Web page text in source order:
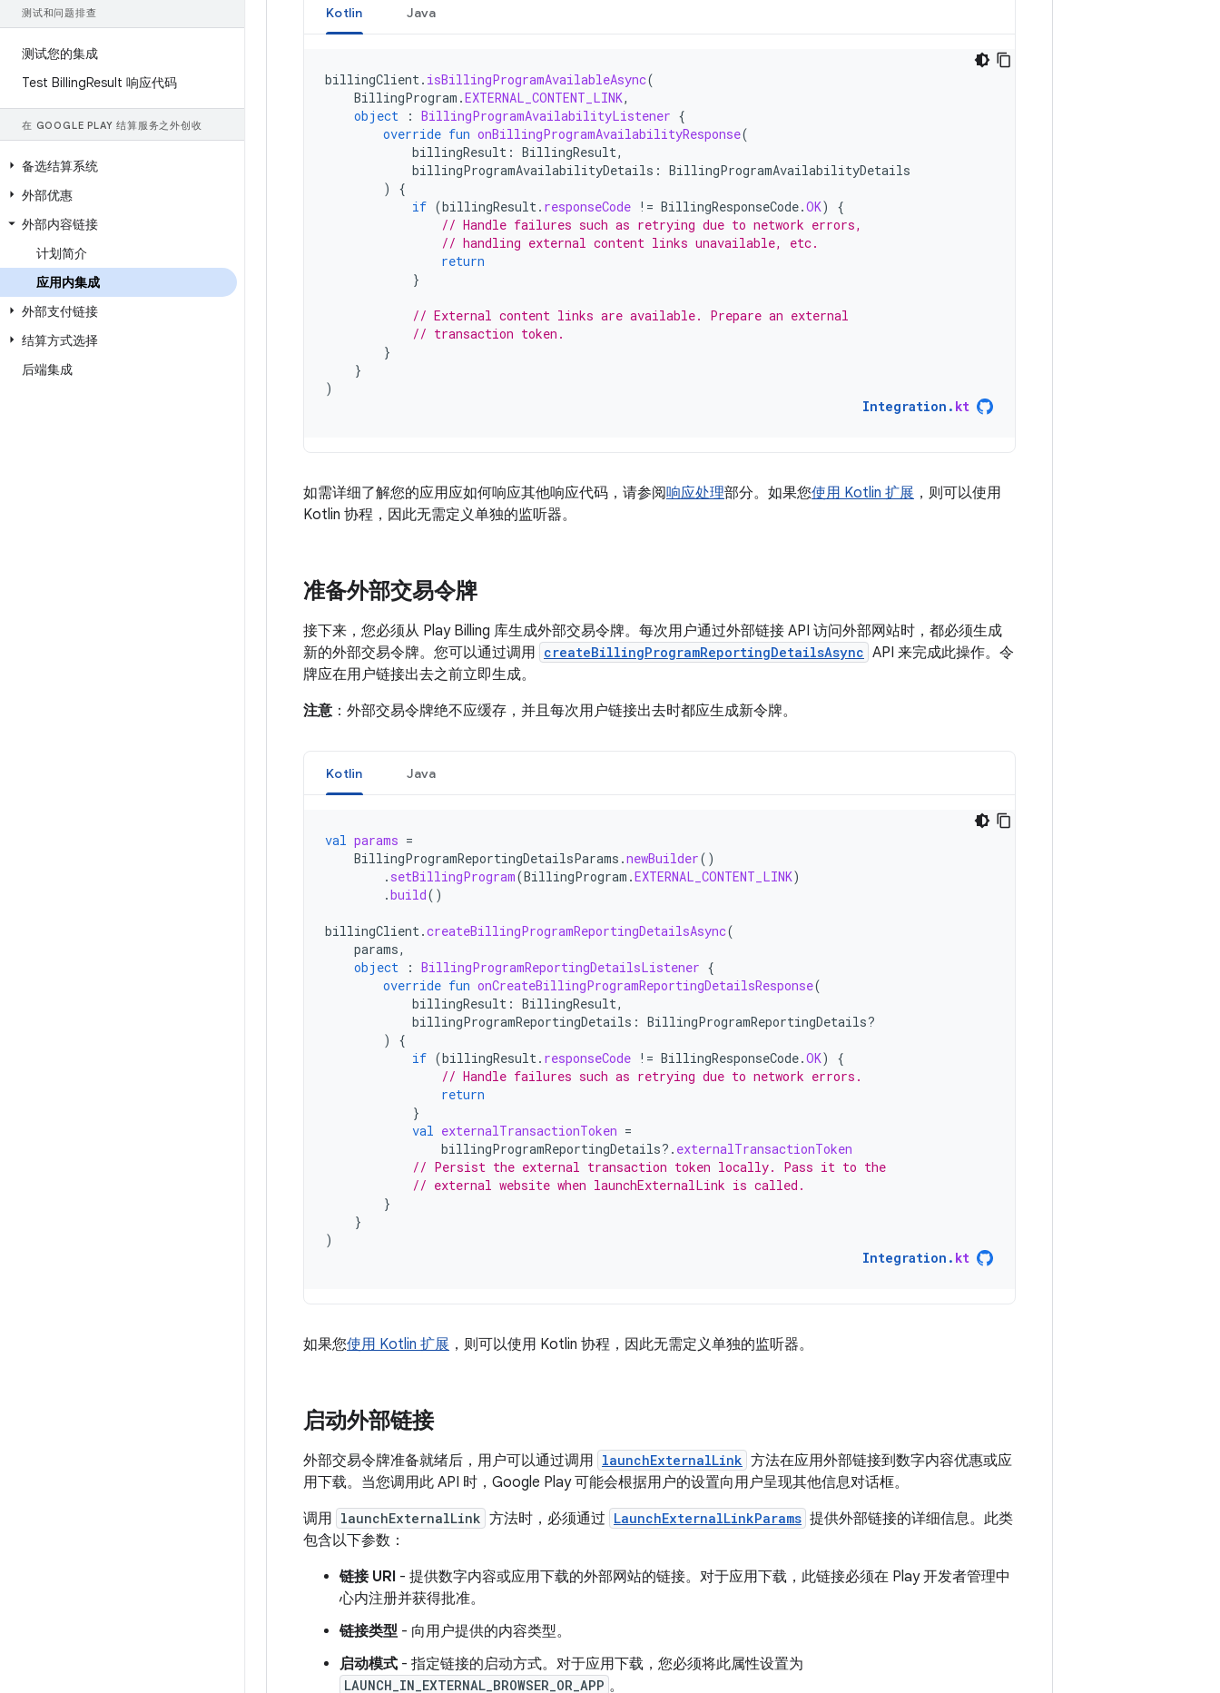
测试和问题排查
测试您的集成
Test BillingResult 响应代码
在 GOOGLE PLAY 结算服务之外创收
备选结算系统
外部优惠
外部内容链接
计划简介
应用内集成
外部支付链接
结算方式选择
后端集成
Kotlin Java
billingClient. isBillingProgramAvailableAsync(
BillingProgram .EXTERNAL_CONTENT_LINK,
object
: BillingProgramAvailabilityListener {
override fun onBillingProgramAvailabilityResponse(
billingResult : BillingResult,
billingProgramAvailabilityDetails : BillingProgramAvailabilityDetails
)
{
if (billingResult. responseCode != BillingResponseCode.OK)
{
// Handle failures such as retrying due to network errors,
// handling external content links unavailable, etc.
return
}
// External content links are available. Prepare an external
// transaction token.
}
}
)
Integration . kt
如需详细了解您的应用应如何响应其他响应代码，请参阅响应处理部分。如果您使用 Kotlin 扩展 ，则可以使用
Kotlin 协程，因此无需定义单独的监听器。
准备外部交易令牌
接下来，您必须从 Play Billing 库生成外部交易令牌。每次用户通过外部链接 API 访问外部网站时，都必须生成
新的外部交易令牌。您可以通过调用 createBillingProgramReportingDetailsAsync API 来完成此操作。令
牌应在用户链接出去之前立即生成。
注意：外部交易令牌绝不应缓存，并且每次用户链接出去时都应生成新令牌。
Kotlin Java
val params =
BillingProgramReportingDetailsParams .newBuilder()
. setBillingProgram(BillingProgram .EXTERNAL_CONTENT_LINK)
.build()
billingClient.createBillingProgramReportingDetailsAsync(
params,
object
: BillingProgramReportingDetailsListener {
override fun onCreateBillingProgramReportingDetailsResponse(
billingResult : BillingResult,
billingProgramReportingDetails : BillingProgramReportingDetails?
)
{
if (billingResult. responseCode != BillingResponseCode.OK)
{
// Handle failures such as retrying due to network errors.
return
}
val externalTransactionToken =
billingProgramReportingDetails?. externalTransactionToken
// Persist the external transaction token locally. Pass it to the
// external website when launchExternalLink is called.
}
}
)
Integration . kt
如果您使用 Kotlin 扩展 ，则可以使用 Kotlin 协程，因此无需定义单独的监听器。
启动外部链接
外部交易令牌准备就绪后，用户可以通过调用 launchExternalLink 方法在应用外部链接到数字内容优惠或应
用下载。当您调用此 API 时，Google Play 可能会根据用户的设置向用户呈现其他信息对话框。
调用 launchExternalLink 方法时，必须通过 LaunchExternalLinkParams 提供外部链接的详细信息。此类
包含以下参数：
链接 URI - 提供数字内容或应用下载的外部网站的链接。对于应用下载，此链接必须在 Play 开发者管理中
心内注册并获得批准。
链接类型 - 向用户提供的内容类型。
启动模式 - 指定链接的启动方式。对于应用下载，您必须将此属性设置为
LAUNCH_IN_EXTERNAL_BROWSER_OR_APP 。